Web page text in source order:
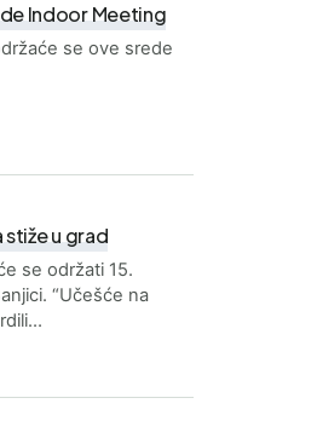
Indoor Meeting
se ove srede
u grad
se održati 15.
“Učešće na